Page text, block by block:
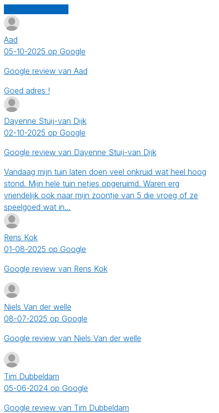
Aad
05-10-2025 op Google
Google review van Aad
Goed adres !
Dayenne Stuij-van Dijk
02-10-2025 op Google
Google review van Dayenne Stuij-van Dijk
Vandaag mijn tuin laten doen veel onkruid wat heel hoog
stond. Mijn hele tuin netjes opgeruimd. Waren erg
vriendelijk ook naar mijn zoontje van 5 die vroeg of ze
speelgoed wat in…
Rens Kok
01-08-2025 op Google
Google review van Rens Kok
Niels Van der welle
08-07-2025 op Google
Google review van Niels Van der welle
Tim Dubbeldam
05-06-2024 op Google
Google review van Tim Dubbeldam